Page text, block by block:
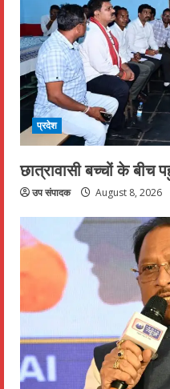
प्रदेश
छात्रावासी बच्चों के बीच
उप संपादक August 8, 2026